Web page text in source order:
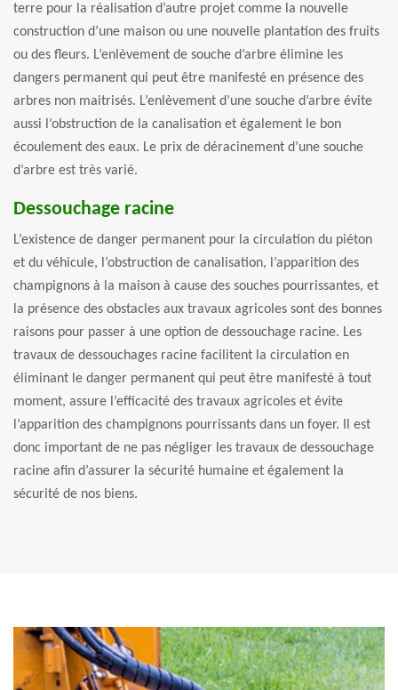
terre pour la réalisation d’autre projet comme la nouvelle
construction d’une maison ou une nouvelle plantation des fruits
ou des fleurs. L’enlèvement de souche d’arbre élimine les
dangers permanent qui peut être manifesté en présence des
arbres non maitrisés. L’enlèvement d’une souche d’arbre évite
aussi l’obstruction de la canalisation et également le bon
écoulement des eaux. Le prix de déracinement d’une souche
d’arbre est très varié.
Dessouchage racine
L’existence de danger permanent pour la circulation du piéton
et du véhicule, l’obstruction de canalisation, l’apparition des
champignons à la maison à cause des souches pourrissantes, et
la présence des obstacles aux travaux agricoles sont des bonnes
raisons pour passer à une option de dessouchage racine. Les
travaux de dessouchages racine facilitent la circulation en
éliminant le danger permanent qui peut être manifesté à tout
moment, assure l’efficacité des travaux agricoles et évite
l’apparition des champignons pourrissants dans un foyer. Il est
donc important de ne pas négliger les travaux de dessouchage
racine afin d’assurer la sécurité humaine et également la
sécurité de nos biens.